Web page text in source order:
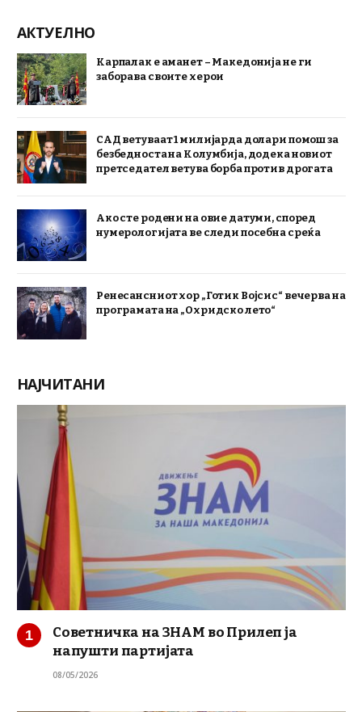
АКТУЕЛНО
Карпалак е аманет – Македонија не ги
заборава своите херои
САД ветуваат 1 милијарда долари помош за
безбедноста на Колумбија, додека новиот
претседател ветува борба против дрогата
Ако сте родени на овие датуми, според
нумерологијата ве следи посебна среќа
Ренесансниот хор „Готик Војсис“ вечерва на
програмата на „Охридско лето“
НАЈЧИТАНИ
Советничка на ЗНАМ во Прилеп ја
напушти партијата
08/05/2026